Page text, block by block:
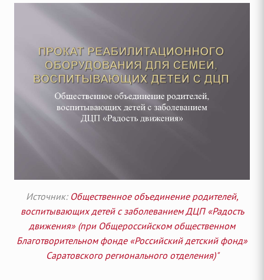
Источник: Общественное объединение родителей,
воспитывающих детей с заболеванием ДЦП «Радость
движения» (при Общероссийском общественном
Благотворительном фонде «Российский детский фонд»
Саратовского регионального отделения)"